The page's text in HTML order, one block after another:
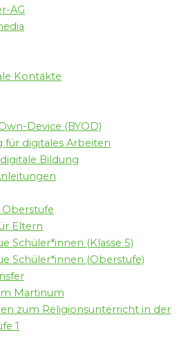
AG
Kontakte
Device (BYOD)
für digitales Arbeiten
Bildung
Oberstufe
Eltern
Schüler*innen (Klasse 5)
Schüler*innen (Oberstufe)
Martinum
zum Religionsunterricht in der
1